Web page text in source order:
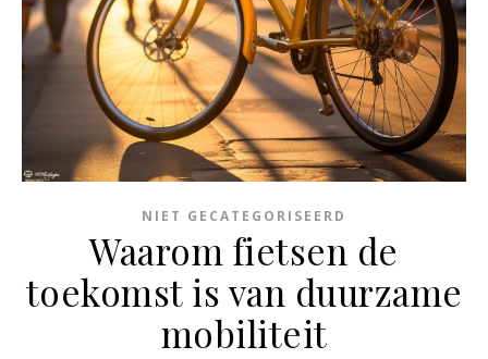
NIET GECATEGORISEERD
Waarom fietsen de
toekomst is van duurzame
mobiliteit